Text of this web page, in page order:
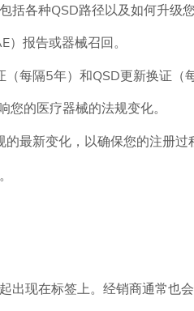
各种QSD路径以及如何升级
报告或器械召回。
每隔5年）和QSD更新换证（
的医疗器械的法规变化。
最新变化，以确保您的注册过
现在标签上。经销商通常也